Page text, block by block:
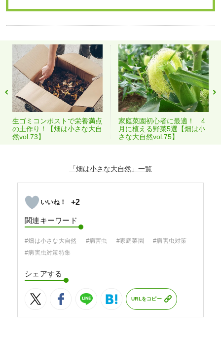
生ゴミコンポストで栄養満点
の土作り！【畑は小さな大自
然vol.73】
家庭菜園初心者に最適！ 4
月に植える野菜5選【畑は小
さな大自然vol.75】
「畑は小さな大自然」
+2
関連キーワード
#畑は小さな大自然 #病害虫 #家庭菜園
#病害虫対策
#病害虫対策特集
シェアする
URLをコピー